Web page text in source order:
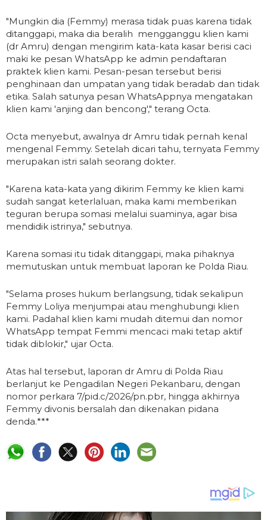
"Mungkin dia (Femmy) merasa tidak puas karena tidak
ditanggapi, maka dia beralih mengganggu klien kami
(dr Amru) dengan mengirim kata-kata kasar berisi caci
maki ke pesan WhatsApp ke admin pendaftaran
praktek klien kami. Pesan-pesan tersebut berisi
penghinaan dan umpatan yang tidak beradab dan tidak
etika. Salah satunya pesan WhatsAppnya mengatakan
klien kami 'anjing dan bencong'," terang Octa.
Octa menyebut, awalnya dr Amru tidak pernah kenal
mengenal Femmy. Setelah dicari tahu, ternyata Femmy
merupakan istri salah seorang dokter.
"Karena kata-kata yang dikirim Femmy ke klien kami
sudah sangat keterlaluan, maka kami memberikan
teguran berupa somasi melalui suaminya, agar bisa
mendidik istrinya," sebutnya.
Karena somasi itu tidak ditanggapi, maka pihaknya
memutuskan untuk membuat laporan ke Polda Riau.
"Selama proses hukum berlangsung, tidak sekalipun
Femmy Loliya menjumpai atau menghubungi klien
kami. Padahal klien kami mudah ditemui dan nomor
WhatsApp tempat Femmi mencaci maki tetap aktif
tidak diblokir," ujar Octa.
Atas hal tersebut, laporan dr Amru di Polda Riau
berlanjut ke Pengadilan Negeri Pekanbaru, dengan
nomor perkara 7/pid.c/2026/pn.pbr, hingga akhirnya
Femmy divonis bersalah dan dikenakan pidana
denda.***